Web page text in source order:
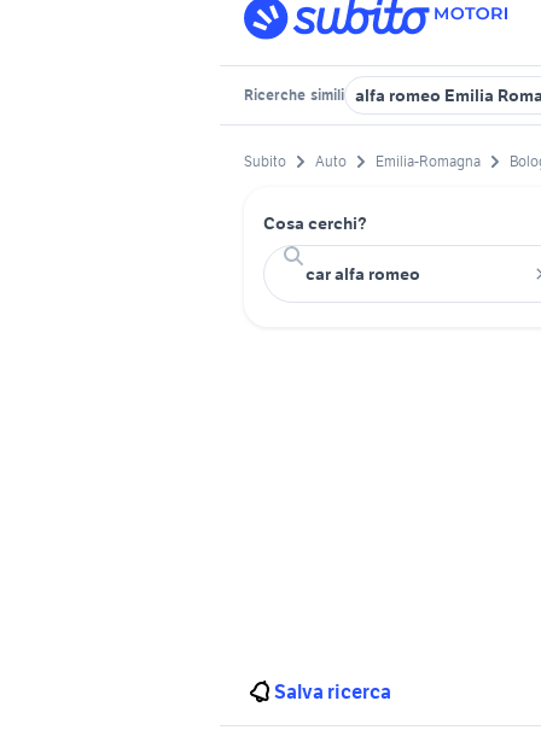
Ricerche simili alfa romeo Emilia
Subito Auto Emilia-Romagna
Cosa cerchi?
Salva ricerca